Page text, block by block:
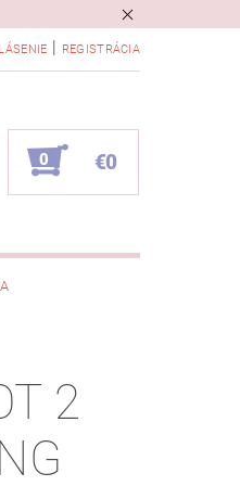
REGISTRÁCIA
0 €0
2